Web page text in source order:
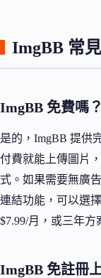
ImgBB 常
ImgBB 免費嗎？
是的，ImgBB 提供
付費就能上傳圖片
式。如果需要無廣
連結功能，可以選
$7.99/月，或三年方
ImgBB 免註冊